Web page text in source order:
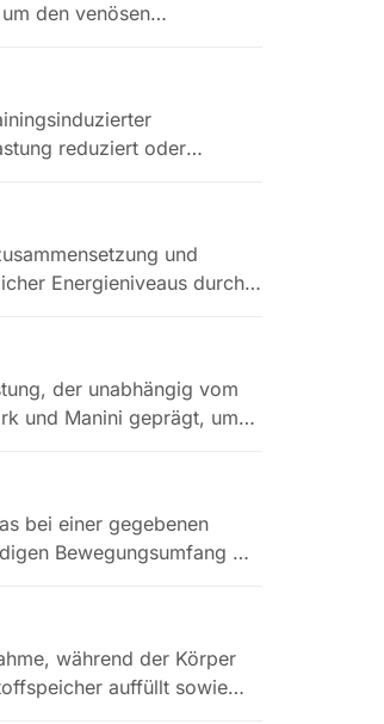
den venösen
reduziert oder
und
Energieniveaus durch
der unabhängig vom
und Manini geprägt, um…
bei einer gegebenen
Bewegungsumfang mit
während der Körper
auffüllt sowie…